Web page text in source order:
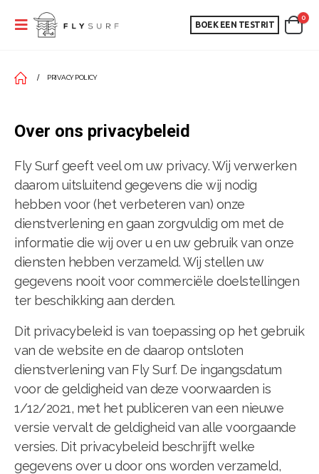
BOEK EEN TESTRIT
0
PRIVACY POLICY
Over ons privacybeleid
Fly Surf geeft veel om uw privacy. Wij verwerken
daarom uitsluitend gegevens die wij nodig
hebben voor (het verbeteren van) onze
dienstverlening en gaan zorgvuldig om met de
informatie die wij over u en uw gebruik van onze
diensten hebben verzameld. Wij stellen uw
gegevens nooit voor commerciële doelstellingen
ter beschikking aan derden.
Dit privacybeleid is van toepassing op het gebruik
van de website en de daarop ontsloten
dienstverlening van Fly Surf. De ingangsdatum
voor de geldigheid van deze voorwaarden is
1/12/2021, met het publiceren van een nieuwe
versie vervalt de geldigheid van alle voorgaande
versies. Dit privacybeleid beschrijft welke
gegevens over u door ons worden verzameld,